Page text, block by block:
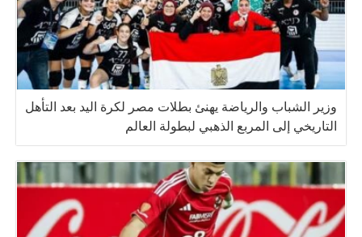
وزير الشباب والرياضة يهنئ بطلات مصر لكرة اليد بعد التأهل
التاريخي إلى المربع الذهبي لبطولة العالم